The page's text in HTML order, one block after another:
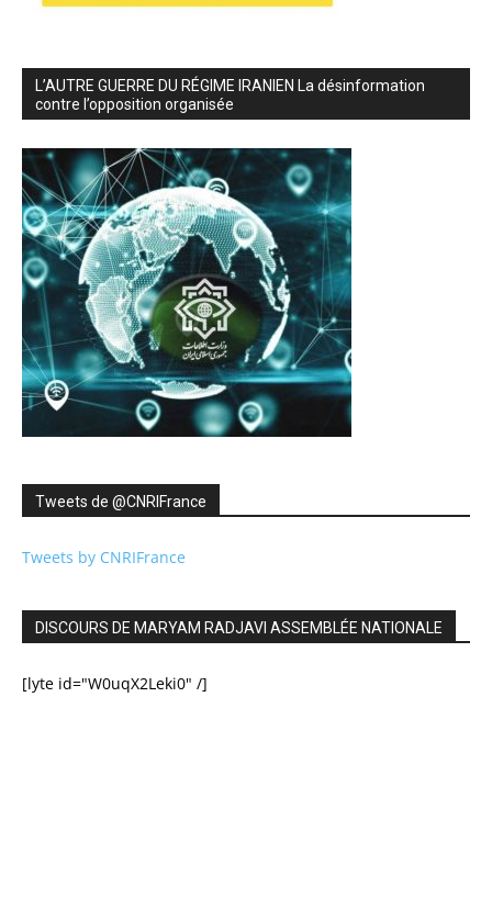
L’AUTRE GUERRE DU RÉGIME IRANIEN La désinformation
contre l’opposition organisée
Tweets de ‎@CNRIFrance
Tweets by CNRIFrance
DISCOURS DE MARYAM RADJAVI ASSEMBLÉE NATIONALE
[lyte id="W0uqX2Leki0" /]